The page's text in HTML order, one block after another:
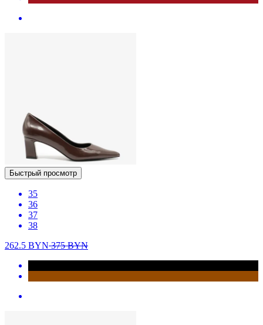
Быстрый просмотр
35
36
37
38
262.5 BYN375BYN